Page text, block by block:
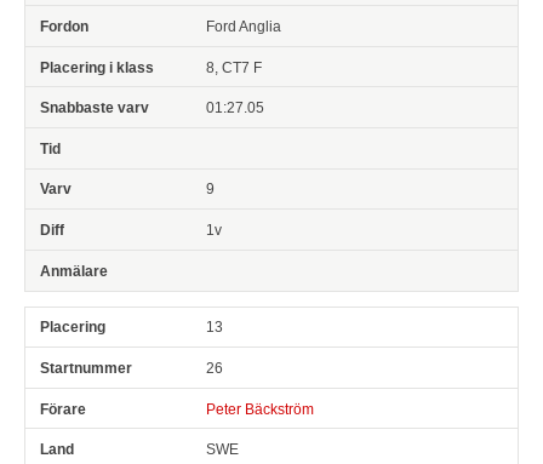
Ford Anglia
8, CT7 F
01:27.05
9
1v
13
26
Peter Bäckström
SWE